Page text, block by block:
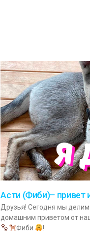
Асти (Фиби)–
Друзья! Сегодня мы
домашним приветом от
Фиби
!